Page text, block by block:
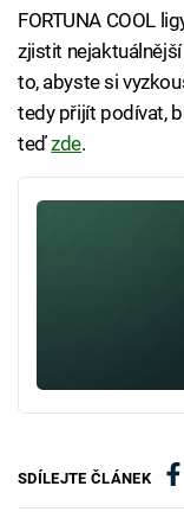
FORTUNA COOL
zjistit
to, abyste si
tedy přijít podívat,
teďzde.
SDÍLEJTE ČLÁNEK